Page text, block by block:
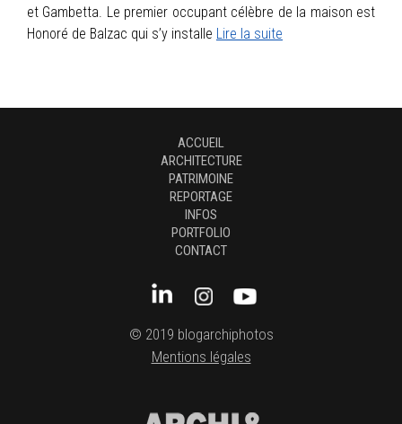
et Gambetta. Le premier occupant célèbre de la maison est
Honoré de Balzac qui s’y installe Lire la suite
ACCUEIL
ARCHITECTURE
PATRIMOINE
REPORTAGE
INFOS
PORTFOLIO
CONTACT
© 2019 blogarchiphotos
Mentions légales